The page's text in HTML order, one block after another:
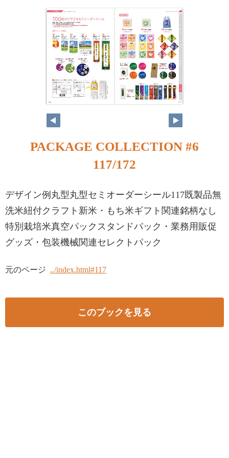
PACKAGE COLLECTION #6
117/172
デザイン例丸型丸型セミオーダーシール117既製品無
洗米紐付クラフト新米・もち米ギフト関連銘柄なし
特別栽培米真空パックスタンドパック・業務用販促
グッズ・包装機械関連セレクトパック
元のページ ../index.html#117
このブックを見る